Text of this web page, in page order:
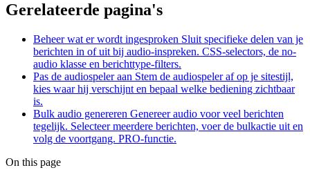
Gerelateerde pagina's
Beheer wat er wordt ingesproken Sluit specifieke delen van je
berichten in of uit bij audio-inspreken. CSS-selectors, de no-
audio klasse en berichttype-filters.
Pas de audiospeler aan Stem de audiospeler af op je sitestijl,
kies waar hij verschijnt en bepaal welke bediening zichtbaar
is.
Bulk audio genereren Genereer audio voor veel berichten
tegelijk. Selecteer meerdere berichten, voer de bulkactie uit en
volg de voortgang. PRO-functie.
On this page